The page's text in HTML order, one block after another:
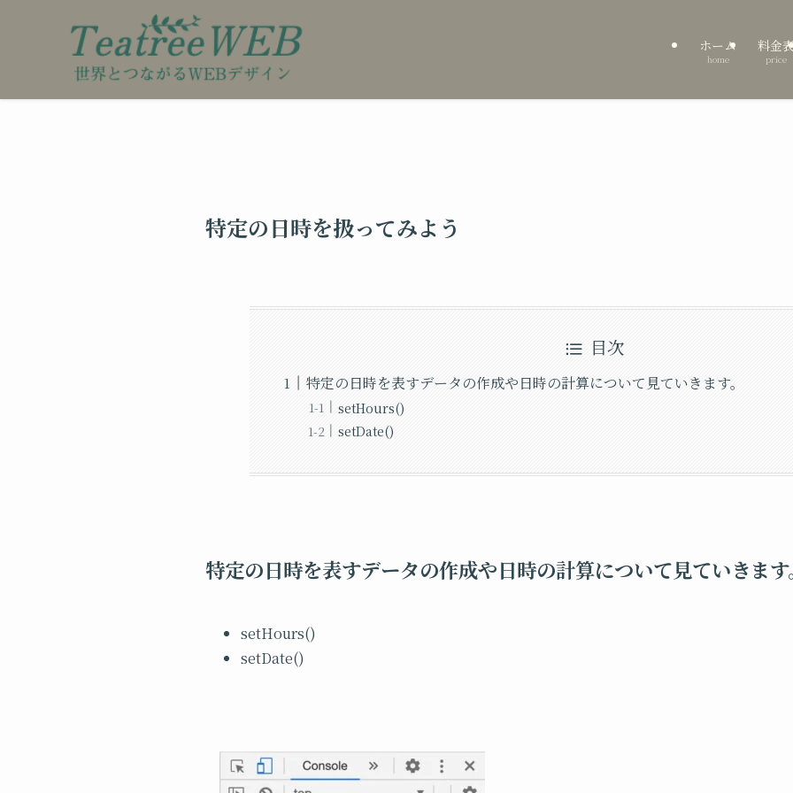
ホーム
home
料金
price
特定の日時を扱ってみよう
目次
特定の日時を表すデータの作成や日時の計算について見ていきます。
setHours()
setDate()
特定の日時を表すデータの作成や日時の計算について見ていきま
setHours()
setDate()